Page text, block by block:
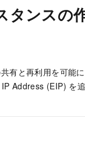
ンスの
有と再利用を可能
Address (EIP) を